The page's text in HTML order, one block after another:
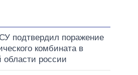
подтвердил поражение
комбината в
области россии